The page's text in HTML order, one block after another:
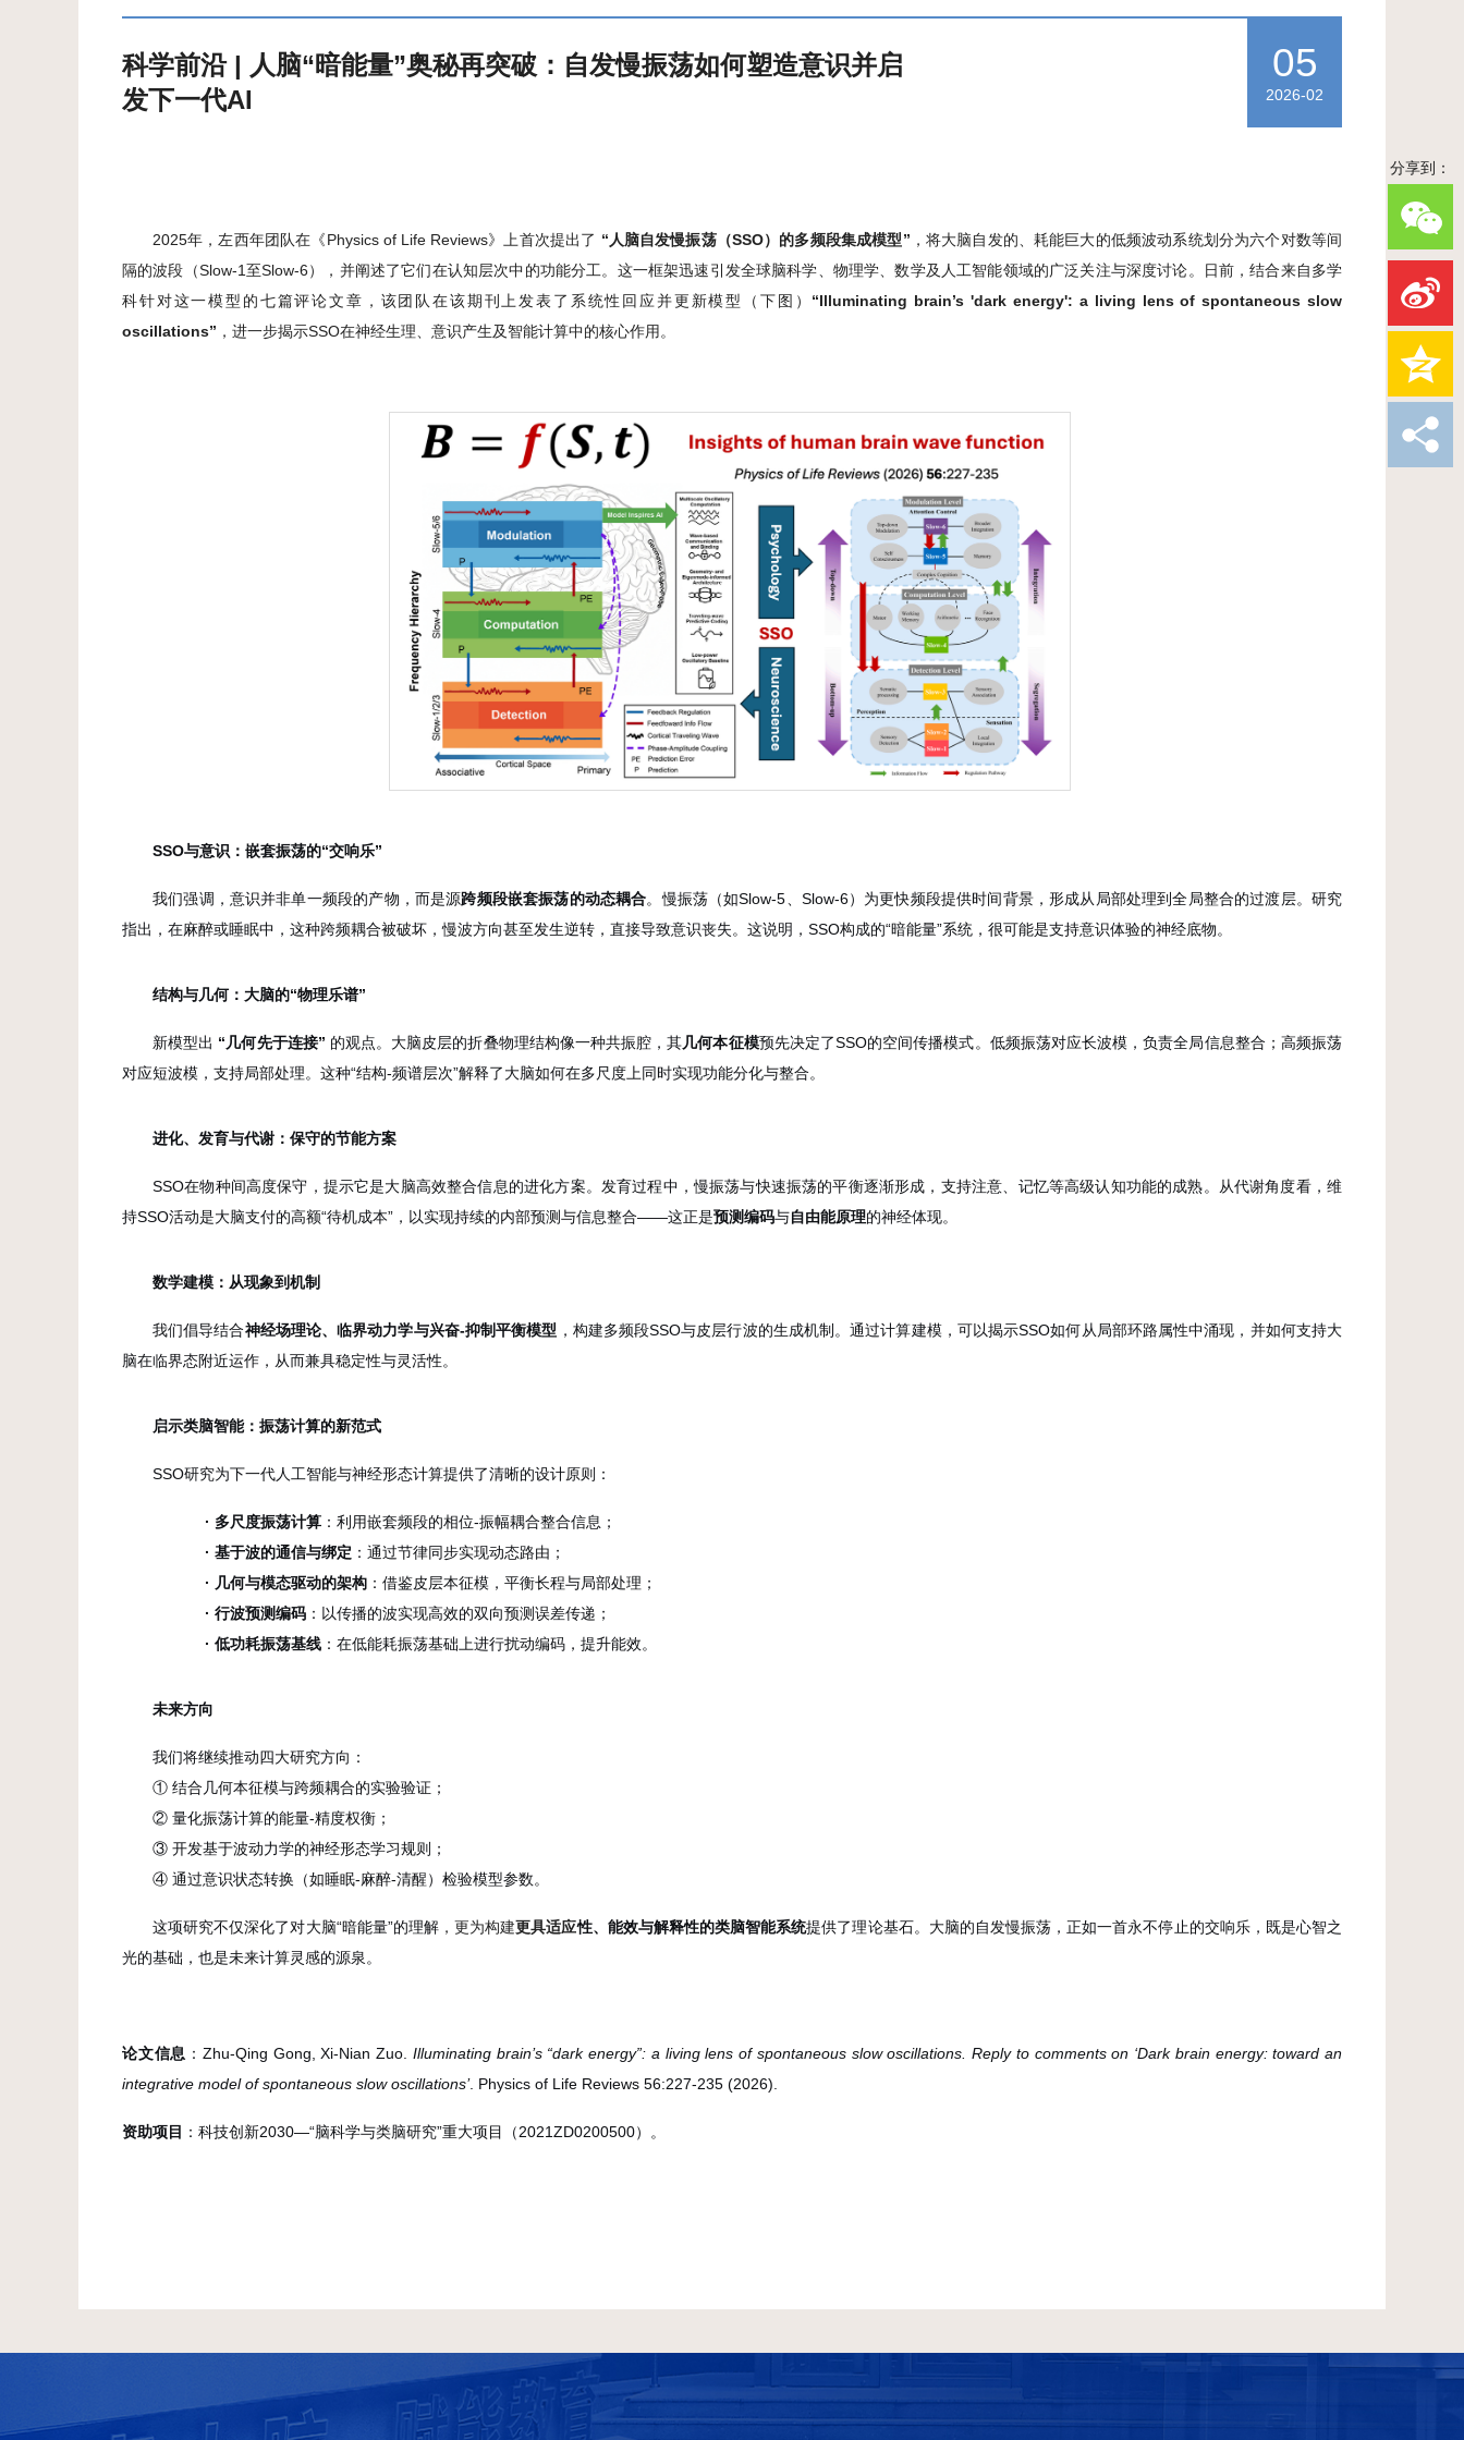
科学前沿 | 人脑“暗能量”奥秘再突破：自发慢振荡如何塑造意识并启
发下一代AI
05
2026-02
2025年，左西年团队在《Physics of Life Reviews》上首次提出了 “ 人脑自发慢振荡（SSO）的多频段集成模型” ，将大脑自发的、耗能巨大的低频波动系统划分为六个对数等间
隔的波段（Slow-1至Slow-6），并阐述了它们在认知层次中的功能分工。这一框架迅速引发全球脑科学、物理学、数学及人工智能领域的广泛关注与深度讨论。日前，结合来自多学
科针对这一模型的七篇评论文章，该团队在该期刊上发表了系统性回应并更新模型（下图） “Illuminating brain’s 'dark energy': a living lens of spontaneous slow
oscillations” ，进一步揭示SSO在神经生理、意识产生及智能计算中的核心作用。
SSO与意识：嵌套振荡的“交响乐”
我们强调，意识并非单一频段的产物，而是源跨频段嵌套振荡的动态耦合。慢振荡（如Slow-5、Slow-6）为更快频段提供时间背景，形成从局部处理到全局整合的过渡层。研究
指出，在麻醉或睡眠中，这种跨频耦合被破坏，慢波方向甚至发生逆转，直接导致意识丧失。这说明，SSO构成的“暗能量”系统，很可能是支持意识体验的神经底物。
结构与几何：大脑的“物理乐谱”
新模型出 “ 几何先于连接” 的观点。大脑皮层的折叠物理结构像一种共振腔，其几何本征模预先决定了SSO的空间传播模式。低频振荡对应长波模，负责全局信息整合；高频振荡
对应短波模，支持局部处理。这种“结构-频谱层次”解释了大脑如何在多尺度上同时实现功能分化与整合。
进化、发育与代谢：保守的节能方案
SSO在物种间高度保守，提示它是大脑高效整合信息的进化方案。发育过程中，慢振荡与快速振荡的平衡逐渐形成，支持注意、记忆等高级认知功能的成熟。从代谢角度看，维
持SSO活动是大脑支付的高额“待机成本”，以实现持续的内部预测与信息整合——这正是预测编码与自由能原理的神经体现。
数学建模：从现象到机制
我们倡导结合神经场理论、临界动力学与兴奋-抑制平衡模型 ，构建多频段SSO与皮层行波的生成机制。通过计算建模，可以揭示SSO如何从局部环路属性中涌现，并如何支持大
脑在临界态附近运作，从而兼具稳定性与灵活性。
启示类脑智能：振荡计算的新范式
SSO研究为下一代人工智能与神经形态计算提供了清晰的设计原则：
· 多尺度振荡计算 ：利用嵌套频段的相位-振幅耦合整合信息；
· 基于波的通信与绑定 ：通过节律同步实现动态路由；
· 几何与模态驱动的架构 ：借鉴皮层本征模，平衡长程与局部处理；
· 行波预测编码 ：以传播的波实现高效的双向预测误差传递；
· 低功耗振荡基线 ：在低能耗振荡基础上进行扰动编码，提升能效。
未来方向
我们将继续推动四大研究方向：
① 结合几何本征模与跨频耦合的实验验证；
② 量化振荡计算的能量-精度权衡；
③ 开发基于波动力学的神经形态学习规则；
④ 通过意识状态转换（如睡眠-麻醉-清醒）检验模型参数。
这项研究不仅深化了对大脑“暗能量”的理解 ，更为构建更具适应性、能效与解释性的类脑智能系统提供了理论基石。大脑的自发慢振荡，正如一首永不停止的交响乐，既是心智之
光的基础，也是未来计算灵感的源泉。
论文信息 ：Zhu-Qing Gong, Xi-Nian Zuo. Illuminating brain’s “dark energy”: a living lens of spontaneous slow oscillations. Reply to comments on ‘Dark brain energy: toward an
integrative model of spontaneous slow oscillations’. Physics of Life Reviews 56:227-235 (2026).
资助项目 ：科技创新2030—“脑科学与类脑研究”重大项目（2021ZD0200500）。
分享到：